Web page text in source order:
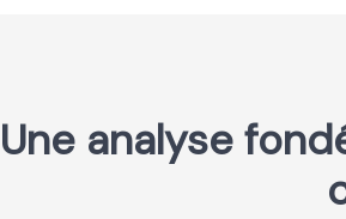
Une analyse